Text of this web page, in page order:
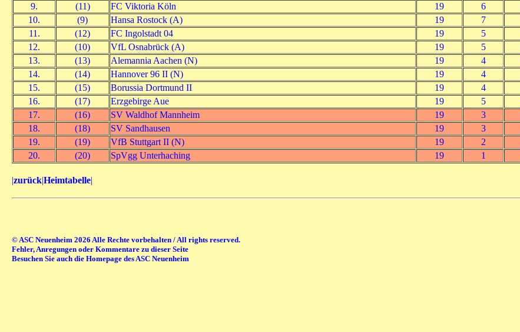
9.
(11) FC Viktoria Köln 19 6
10.
(9) Hansa Rostock (A) 19 7
11.
(12) FC Ingolstadt 04 19 5
12.
(10) VfL Osnabrück (A) 19 5
13.
(13) Alemannia Aachen (N) 19 4
14.
(14) Hannover 96 II (N) 19 4
15.
(15) Borussia Dortmund II 19 4
16.
(17) Erzgebirge Aue 19 5
17.
(16) SV Waldhof Mannheim 19 3
18.
(18) SV Sandhausen 19 3
19.
(19) VfB Stuttgart II (N) 19 2
20.
(20) SpVgg Unterhaching 19 1
|zurück|Heimtabelle|
© ASC Neuenheim 2026 Alle Rechte vorbehalten / All rights reserved.
Fehler, Anregungen oder Kommentare zu dieser Seite
Besuchen Sie auch die Homepage des ASC Neuenheim